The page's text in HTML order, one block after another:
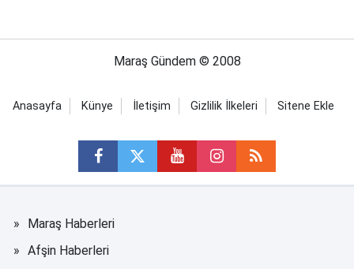
Maraş Gündem © 2008
Anasayfa Künye İletişim Gizlilik İlkeleri Sitene Ekle
Maraş Haberleri
Afşin Haberleri